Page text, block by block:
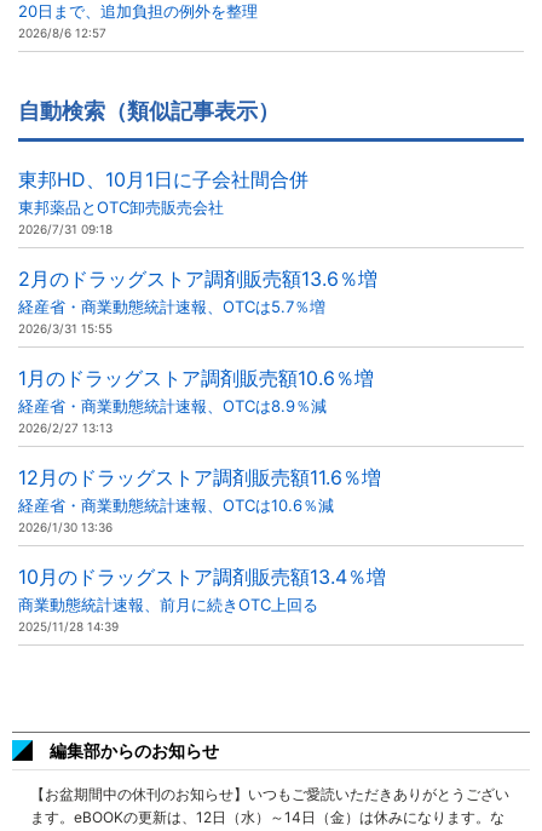
20日まで、追加負担の例外を整理
2026/8/6 12:57
自動検索（類似記事表示）
東邦HD、10月1日に子会社間合併
東邦薬品とOTC卸売販売会社
2026/7/31 09:18
2月のドラッグストア調剤販売額13.6％増
経産省・商業動態統計速報、OTCは5.7％増
2026/3/31 15:55
1月のドラッグストア調剤販売額10.6％増
経産省・商業動態統計速報、OTCは8.9％減
2026/2/27 13:13
12月のドラッグストア調剤販売額11.6％増
経産省・商業動態統計速報、OTCは10.6％減
2026/1/30 13:36
10月のドラッグストア調剤販売額13.4％増
商業動態統計速報、前月に続きOTC上回る
2025/11/28 14:39
編集部からのお知らせ
【お盆期間中の休刊のお知らせ】いつもご愛読いただきありがとうござい
ます。eBOOKの更新は、12日（水）～14日（金）は休みになります。な